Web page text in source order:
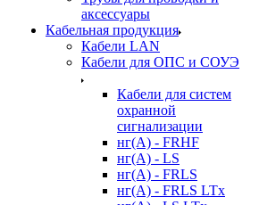
аксессуары
Кабельная продукция
Кабели LAN
Кабели для ОПС и СОУЭ
Кабели для систем
охранной
сигнализации
нг(A) - FRHF
нг(A) - LS
нг(А) - FRLS
нг(А) - FRLS LTx